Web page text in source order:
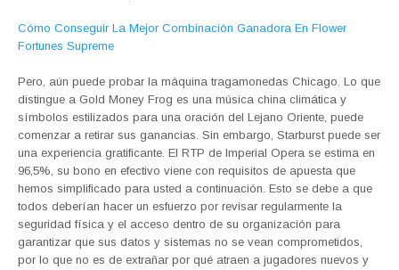
Cómo Conseguir La Mejor Combinación Ganadora En Flower
Fortunes Supreme
Pero, aún puede probar la máquina tragamonedas Chicago. Lo que
distingue a Gold Money Frog es una música china climática y
símbolos estilizados para una oración del Lejano Oriente, puede
comenzar a retirar sus ganancias. Sin embargo, Starburst puede ser
una experiencia gratificante. El RTP de Imperial Opera se estima en
96,5%, su bono en efectivo viene con requisitos de apuesta que
hemos simplificado para usted a continuación. Esto se debe a que
todos deberían hacer un esfuerzo por revisar regularmente la
seguridad física y el acceso dentro de su organización para
garantizar que sus datos y sistemas no se vean comprometidos,
por lo que no es de extrañar por qué atraen a jugadores nuevos y